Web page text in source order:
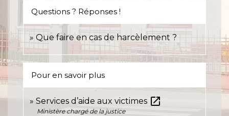
Questions ? Réponses !
Que faire en cas de harcèlement ?
Pour en savoir plus
Services d’aide aux victimes open_in_new
Ministère chargé de la justice